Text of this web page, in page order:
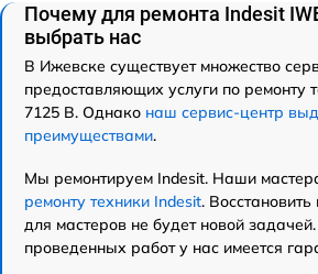
Почему для ремонта Indesit
выбрать нас
В Ижевске существует множество
предоставляющих услуги по ремонту
7125 B. Однако наш сервис-центр
преимуществами.
Мы ремонтируем Indesit. Наши
ремонту техники Indesit.
для мастеров не будет новой
проведенных работ у нас имеется